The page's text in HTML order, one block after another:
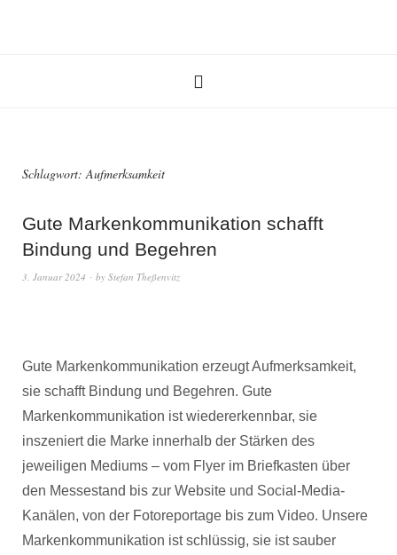
Schlagwort:Aufmerksamkeit
Gute Markenkommunikation schafft
Bindung und Begehren
3. Januar 2024 by Stefan Theßenvitz
Gute Markenkommunikation erzeugt Aufmerksamkeit,
sie schafft Bindung und Begehren. Gute
Markenkommunikation ist wiedererkennbar, sie
inszeniert die Marke innerhalb der Stärken des
jeweiligen Mediums – vom Flyer im Briefkasten über
den Messestand bis zur Website und Social-Media-
Kanälen, von der Fotoreportage bis zum Video. Unsere
Markenkommunikation ist schlüssig, sie ist sauber